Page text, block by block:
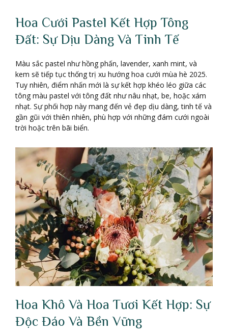
Hoa Cưới Pastel Kết Hợp Tông
Đất: Sự Dịu Dàng Và Tinh Tế
Màu sắc pastel như hồng phấn, lavender, xanh mint, và
kem sẽ tiếp tục thống trị xu hướng hoa cưới mùa hè 2025.
Tuy nhiên, điểm nhấn mới là sự kết hợp khéo léo giữa các
tông màu pastel với tông đất như nâu nhạt, be, hoặc xám
nhạt. Sự phối hợp này mang đến vẻ đẹp dịu dàng, tinh tế và
gần gũi với thiên nhiên, phù hợp với những đám cưới ngoài
trời hoặc trên bãi biển.
Hoa Khô Và Hoa Tươi Kết Hợp: Sự
Độc Đáo Và Bền Vững